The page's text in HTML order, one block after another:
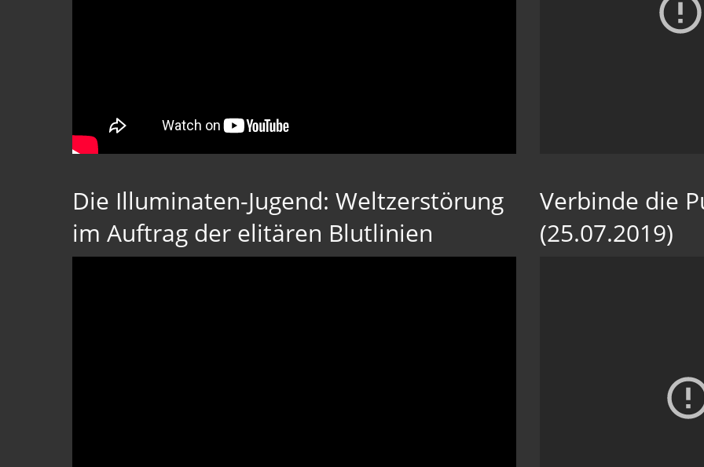
Die Illuminaten-Jugend: Weltzerstörung
im Auftrag der elitären Blutlinien
Verbinde die
(25.07.2019)